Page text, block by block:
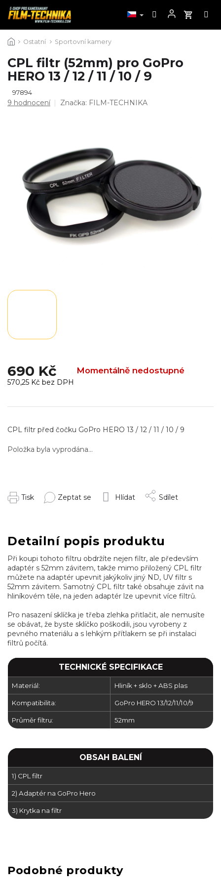
na
Ostatní Sportovní kamery
CPL filtr (52mm) pro GoPro
HERO 13 / 12 / 11 / 10 / 9
97894
Průměrné
hvězdiček.
9 hodnocení Značka: FILM-TECHNIKA
690 Kč Momentálně nedostupné
570,25 Kč bez DPH
cena:
Položka byla vyprodána…
CPL filtr před čočku GoPro HERO 13 / 12 / 11 / 10 / 9
Tisk Zeptat se Hlídat Sdílet
Detailní popis produktu
Při koupi tohoto filtru obdržíte nejen filtr, ale především
adaptér s 52mm závitem, takže mimo přiložený CPL filtr
můžete na adaptér upevnit jakýkoliv jiný ND, UV filtr s
52mm závitem. Samotný CPL filtr také obsahuje závit na
hliníkovém těle, na jeden adaptér lze upevnit více filtrů.
Pro nasazení sklíčka je třeba zlehka přitlačit, ale nemusíte
se obávat, že byste sklíčko poškodili, jsou vyrobeny z
pevného materiálu a s lehkým přítlakem se při instalaci
filtrů počítá.
TECHNICKÉ SPECIFIKACE
Materiál: Hliník + sklo + ABS plas
Kompatibilita: GoPro HERO 13/12/11/10/9
Průměr filtru: 52mm
OBSAH BALENÍ
1) CPL filtr
2) Adaptér na GoPro Hero
3) Krytka na filtr